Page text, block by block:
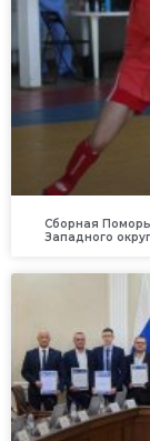
Сборная
Западного